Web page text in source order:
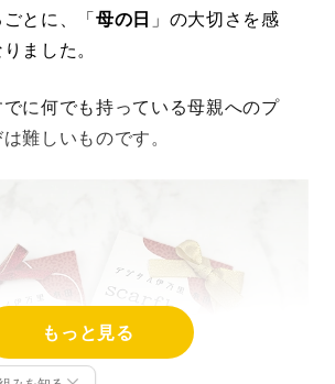
とに、「母の日 」の大切さを感
ました。
に何でも持っている母親へのプ
難しいものです。
もっと見る